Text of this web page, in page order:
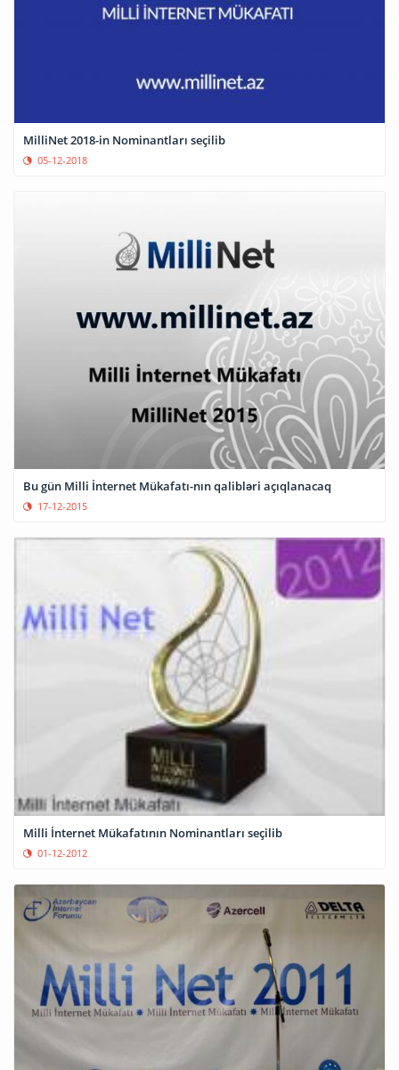
MilliNet 2018-in Nominantları seçilib
05-12-2018
Bu gün Milli İnternet Mükafatı-nın qalibləri açıqlanacaq
17-12-2015
Milli İnternet Mükafatının Nominantları seçilib
01-12-2012